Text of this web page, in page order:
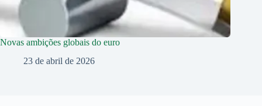
Novas ambições globais do euro
23 de abril de 2026